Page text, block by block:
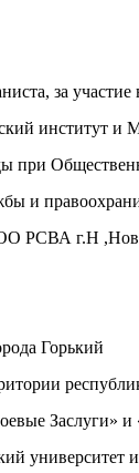
за
институт и
при
и
РСВА г.Н
Горький
Заслуги» и